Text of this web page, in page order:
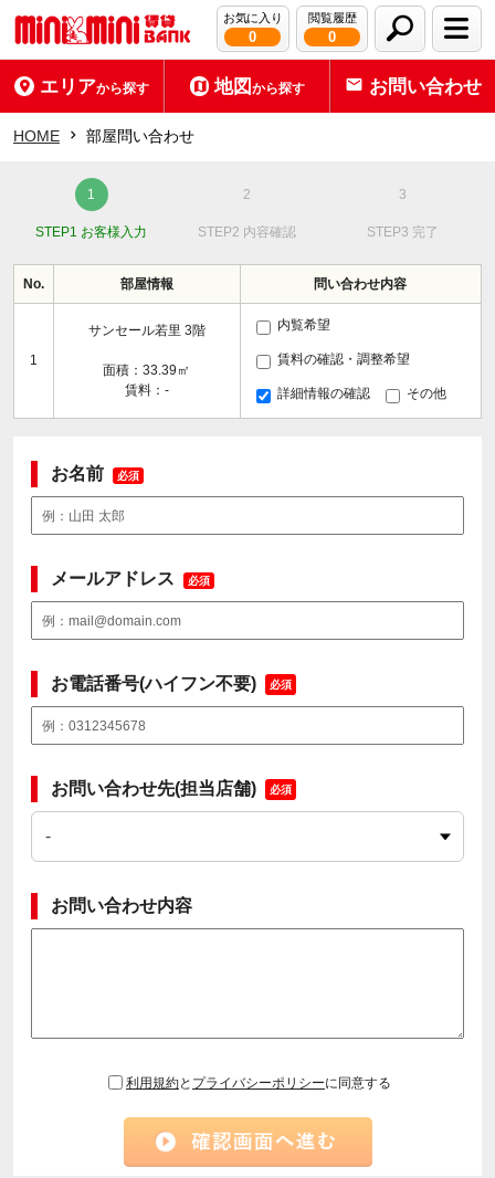
お気に入り
0
閲覧履歴
0
エリアから探す 地図から探す お問い合わせ
HOME 部屋問い合わせ
STEP1 お客様入力 STEP2 内容確認 STEP3 完了
No. 部屋情報 問い合わせ内容
1
サンセール若里 3階
面積：33.39㎡
賃料：-
内覧希望
賃料の確認・調整希望
詳細情報の確認 その他
お名前 必須
メールアドレス 必須
お電話番号(ハイフン不要) 必須
お問い合わせ先(担当店舗) 必須
お問い合わせ内容
利用規約と プライバシーポリシーに同意する